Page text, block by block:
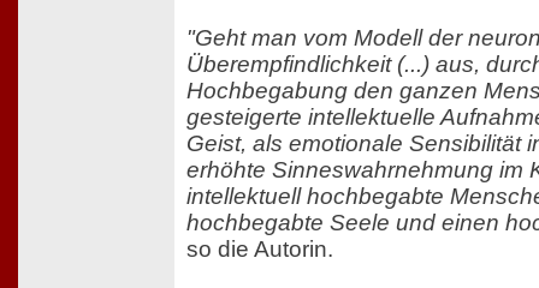
"Geht man vom Modell der
Überempfindlichkeit (...) aus,
Hochbegabung den ganzen
gesteigerte intellektuelle
Geist, als emotionale Sensibilität
erhöhte Sinneswahrnehmung im
intellektuell hochbegabte
hochbegabte Seele und einen
so die Autorin.